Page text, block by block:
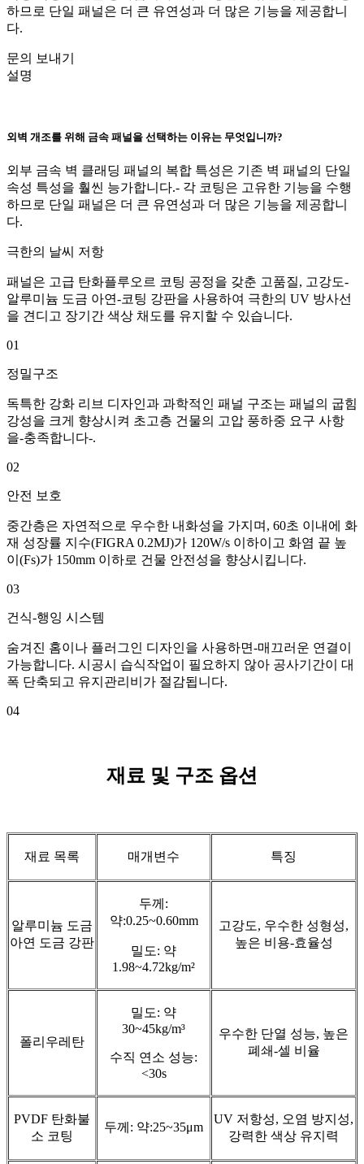
하므로 단일 패널은 더 큰 유연성과 더 많은 기능을 제공합니
다.
문의 보내기
설명
외벽 개조를 위해 금속 패널을 선택하는 이유는 무엇입니까?
외부 금속 벽 클래딩 패널의 복합 특성은 기존 벽 패널의 단일
속성 특성을 훨씬 능가합니다.- 각 코팅은 고유한 기능을 수행
하므로 단일 패널은 더 큰 유연성과 더 많은 기능을 제공합니
다.
극한의 날씨 저항
패널은 고급 탄화플루오르 코팅 공정을 갖춘 고품질, 고강도-
알루미늄 도금 아연-코팅 강판을 사용하여 극한의 UV 방사선
을 견디고 장기간 색상 채도를 유지할 수 있습니다.
01
정밀구조
독특한 강화 리브 디자인과 과학적인 패널 구조는 패널의 굽힘
강성을 크게 향상시켜 초고층 건물의 고압 풍하중 요구 사항
을-충족합니다-.
02
안전 보호
중간층은 자연적으로 우수한 내화성을 가지며, 60초 이내에 화
재 성장률 지수(FIGRA 0.2MJ)가 120W/s 이하이고 화염 끝 높
이(Fs)가 150mm 이하로 건물 안전성을 향상시킵니다.
03
건식-행잉 시스템
숨겨진 홈이나 플러그인 디자인을 사용하면-매끄러운 연결이
가능합니다. 시공시 습식작업이 필요하지 않아 공사기간이 대
폭 단축되고 유지관리비가 절감됩니다.
04
재료 및 구조 옵션
재료 목록 매개변수 특징
알루미늄 도금
아연 도금 강판
두께:
약:0.25~0.60mm
밀도: 약
1.98~4.72kg/m²
고강도, 우수한 성형성,
높은 비용-효율성
폴리우레탄
밀도: 약
30~45kg/m³
수직 연소 성능:
<30s
우수한 단열 성능, 높은
폐쇄-셀 비율
PVDF 탄화불
소 코팅
두께: 약:25~35μm
UV 저항성, 오염 방지성,
강력한 색상 유지력